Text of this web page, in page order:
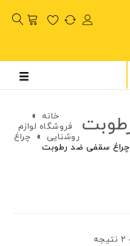
خانه
»
فروشگاه لوازم
روشنایی » چراغ
چراغ سقفی ضد رطوبت